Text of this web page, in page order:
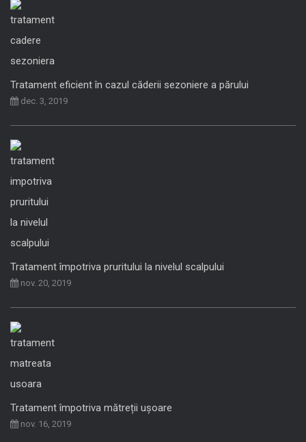
Tratament eficient în cazul căderii sezoniere a părului
dec. 3, 2019
Tratament împotriva pruritului la nivelul scalpului
nov. 20, 2019
Tratament împotriva mătreții ușoare
nov. 16, 2019